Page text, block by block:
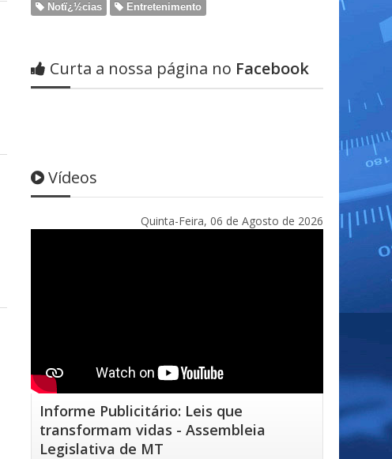
Notï¿½cias Entretenimento
Curta a nossa página no Facebook
Vídeos
Quinta-Feira, 06 de Agosto de 2026
Informe Publicitário: Leis que
transformam vidas - Assembleia
Legislativa de MT